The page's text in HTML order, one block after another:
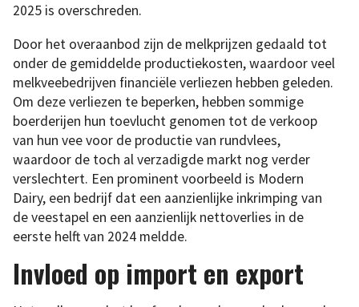
2025 is overschreden.
Door het overaanbod zijn de melkprijzen gedaald tot
onder de gemiddelde productiekosten, waardoor veel
melkveebedrijven financiële verliezen hebben geleden.
Om deze verliezen te beperken, hebben sommige
boerderijen hun toevlucht genomen tot de verkoop
van hun vee voor de productie van rundvlees,
waardoor de toch al verzadigde markt nog verder
verslechtert. Een prominent voorbeeld is Modern
Dairy, een bedrijf dat een aanzienlijke inkrimping van
de veestapel en een aanzienlijk nettoverlies in de
eerste helft van 2024 meldde.
Invloed op import en export